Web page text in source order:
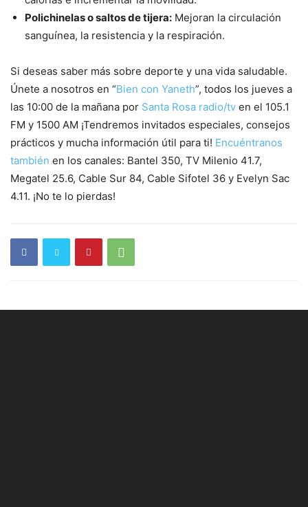
Polichinelas o saltos de tijera: Mejoran la circulación
sanguínea, la resistencia y la respiración.
Si deseas saber más sobre deporte y una vida saludable.
Únete a nosotros en “Bien con Yaneth”, todos los jueves a
las 10:00 de la mañana por Santa Rosa radio/tv en el 105.1
FM y 1500 AM ¡Tendremos invitados especiales, consejos
prácticos y mucha información útil para ti! Encuéntranos
también en los canales: Bantel 350, TV Milenio 41.7,
Megatel 25.6, Cable Sur 84, Cable Sifotel 36 y Evelyn Sac
4.11. ¡No te lo pierdas!